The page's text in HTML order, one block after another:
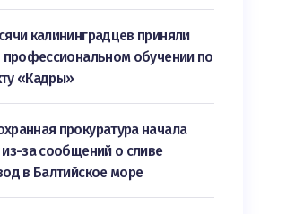
калининградцев приняли
профессиональном обучении по
«Кадры»
прокуратура начала
из-за сообщений о сливе
в Балтийское море